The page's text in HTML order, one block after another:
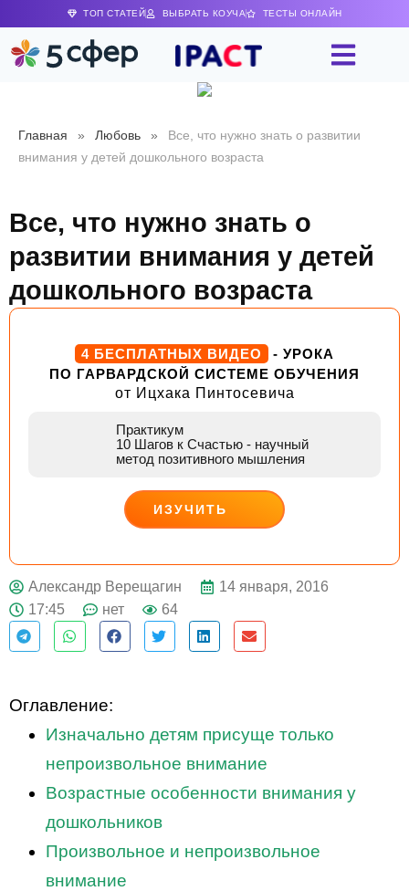
ТОП СТАТЕЙ ВЫБРАТЬ КОУЧА ТЕСТЫ ОНЛАЙН
Главная » Любовь »
Все, что нужно знать о развитии
внимания у детей дошкольного возраста
Все, что нужно знать о
развитии внимания у детей
дошкольного возраста
4 БЕСПЛАТНЫХ ВИДЕО
- УРОКА
ПО ГАРВАРДСКОЙ СИСТЕМЕ ОБУЧЕНИЯ
от Ицхака Пинтосевича
Практикум
10 Шагов к Счастью - научный
метод позитивного мышления
ИЗУЧИТЬ
ДЕЙСТВУЙ
Александр Верещагин
14 января, 2016
17:45
нет 64
Оглавление:
Изначально детям присуще только
непроизвольное внимание
Возрастные особенности внимания у
дошкольников
Произвольное и непроизвольное
внимание